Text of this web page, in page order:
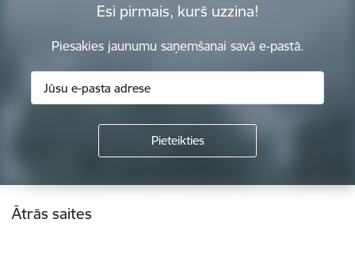
Esi pirmais, kurš uzzina!
Piesakies jaunumu saņemšanai savā e-pastā.
Kājene
Ātrās saites